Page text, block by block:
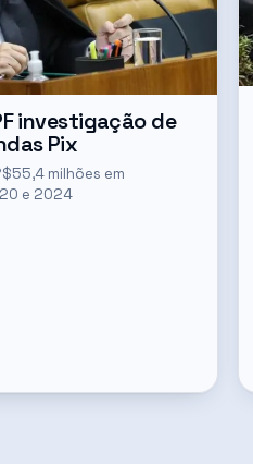
investigação de
Pix
milhões em
e 2024